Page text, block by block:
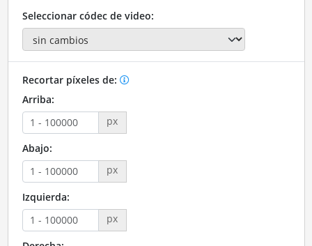
Seleccionar códec de video:
Recortar píxeles de:
Arriba:
px
Abajo:
px
Izquierda:
px